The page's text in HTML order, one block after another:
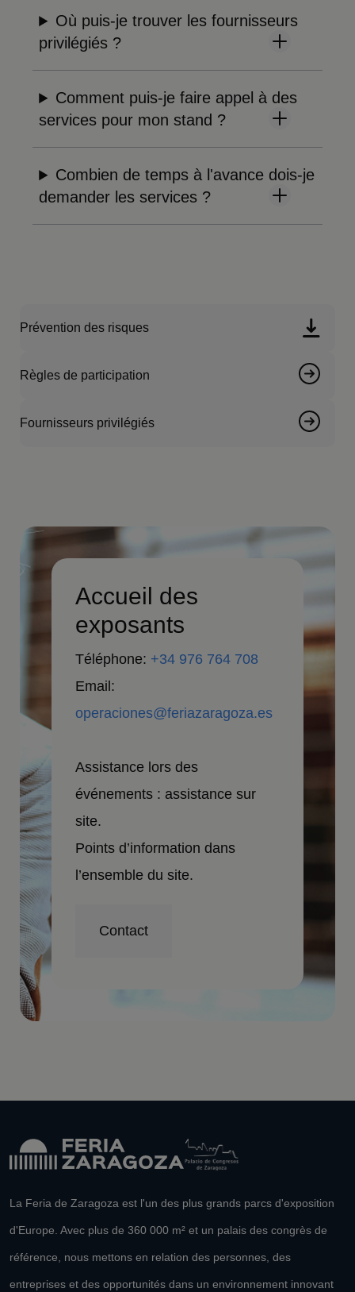
Où puis-je trouver les fournisseurs
privilégiés ?
Comment puis-je faire appel à des
services pour mon stand ?
Combien de temps à l'avance dois-je
demander les services ?
Prévention des risques
Règles de participation
Fournisseurs privilégiés
Accueil des
exposants
Téléphone: +34 976 764 708
Email:
operaciones@feriazaragoza.es
Assistance lors des
événements : assistance sur
site.
Points d’information dans
l’ensemble du site.
Contact
La Feria de Zaragoza est l'un des plus grands parcs d'exposition
d'Europe. Avec plus de 360 000 m² et un palais des congrès de
référence, nous mettons en relation des personnes, des
entreprises et des opportunités dans un environnement innovant